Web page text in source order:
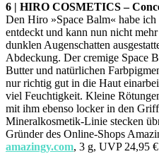
6 | HIRO COSMETICS –
Den Hiro »Space Balm« habe
entdeckt und kann nun nicht
dunklen Augenschatten
Abdeckung. Der cremige Space
Butter und natürlichen
nur richtig gut in die Haut
viel Feuchtigkeit. Kleine
mit ihm ebenso locker in den
Mineralkosmetik-Linie stecken
Gründer des Online-Shops
amazingy.com, 3 g, UVP 24,95